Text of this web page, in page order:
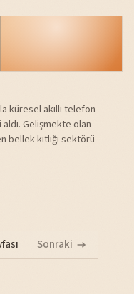
küresel akıllı telefon
Gelişmekte olan
kıtlığı sektörü
Sonraki